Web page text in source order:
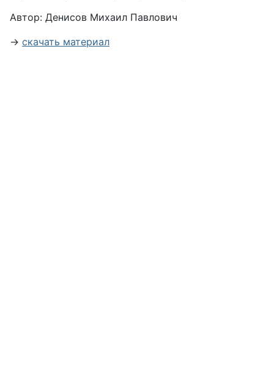
Автор: Денисов Михаил Павлович
→ скачать материал